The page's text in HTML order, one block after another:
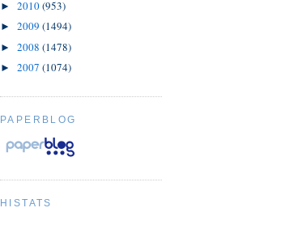
► 2010(953)
► 2009 (1494)
► 2008 (1478)
► 2007 (1074)
PAPERBLOG
HISTATS